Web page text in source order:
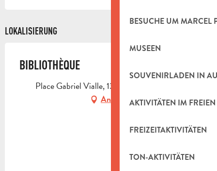
BESUCHE UM MARCEL
MUSEEN
SOUVENIRLADEN IN
AKTIVITÄTEN IM FREIEN
FREIZEITAKTIVITÄTEN
TON-AKTIVITÄTEN
LOKALISIERUNG
BIBLIOTHÈQUE
Place Gabriel Vialle, 13780 Cuges-les-Pins
Anfahrt